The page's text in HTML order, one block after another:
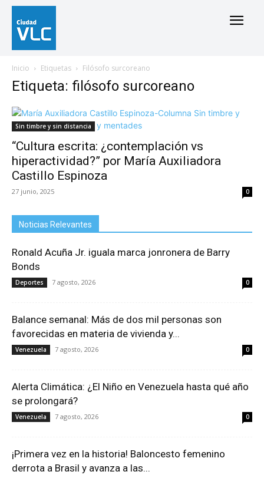
Inicio Etiquetas Filósofo surcoreano
Etiqueta: filósofo surcoreano
Sin timbre y sin distancia
“Cultura escrita: ¿contemplación vs
hiperactividad?” por María Auxiliadora
Castillo Espinoza
27 junio, 2025 0
Noticias Relevantes
Ronald Acuña Jr. iguala marca jonronera de Barry
Bonds
Deportes 7 agosto, 2026 0
Balance semanal: Más de dos mil personas son
favorecidas en materia de vivienda y...
Venezuela 7 agosto, 2026 0
Alerta Climática: ¿El Niño en Venezuela hasta qué año
se prolongará?
Venezuela 7 agosto, 2026 0
¡Primera vez en la historia! Baloncesto femenino
derrota a Brasil y avanza a las...